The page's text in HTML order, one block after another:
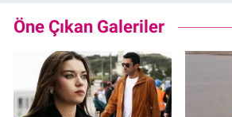
Öne Çıkan Galeriler